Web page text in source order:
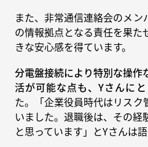
また、非常通信連絡会のメ
の情報拠点となる責任を果た
きな安心感を得ています。
分電盤接続により特別な操作
活が可能な点も、Yさんに
た。「企業役員時代はリスク
いました。退職後は、その
と思っています」とYさんは語